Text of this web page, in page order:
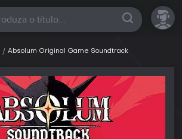
Absolum Original Game Soundtrack